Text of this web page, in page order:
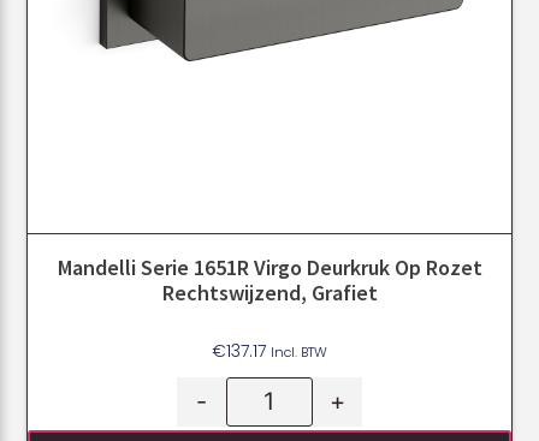
Mandelli Serie 1651R Virgo Deurkruk Op Rozet
Rechtswijzend, Grafiet
€137.17 Incl. BTW
- +